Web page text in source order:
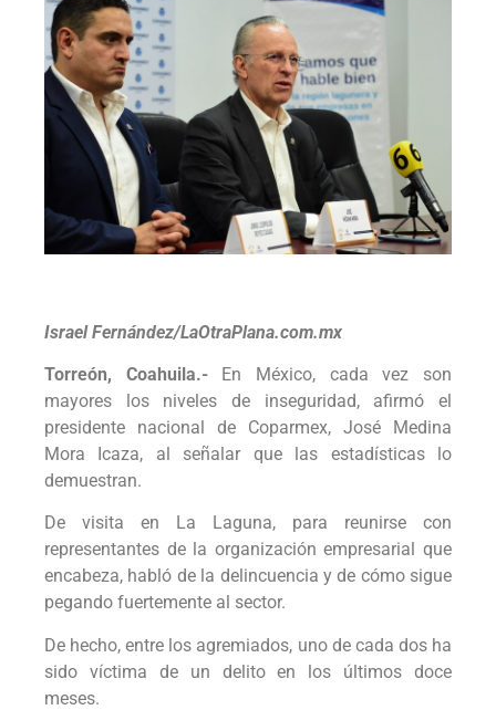
Israel Fernández/LaOtraPlana.com.mx
Torreón, Coahuila.-En México, cada vez son
mayores los niveles de inseguridad, afirmó el
presidente nacional de Coparmex, José Medina
Mora Icaza, al señalar que las estadísticas lo
demuestran.
De visita en La Laguna, para reunirse con
representantes de la organización empresarial que
encabeza, habló de la delincuencia y de cómo sigue
pegando fuertemente al sector.
De hecho, entre los agremiados, uno de cada dos ha
sido víctima de un delito en los últimos doce
meses.